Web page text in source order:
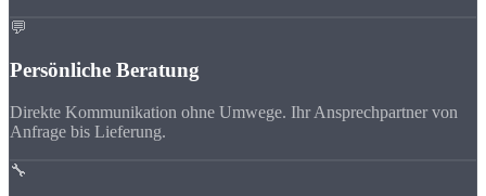
💬
Persönliche Beratung
Direkte Kommunikation ohne Umwege. Ihr Ansprechpartner von
Anfrage bis Lieferung.
🔧